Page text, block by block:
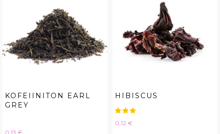
KOFEIINITON EARL
GREY
Hinta
0,13 €
HIBISCUS
Hinta
0,12 €